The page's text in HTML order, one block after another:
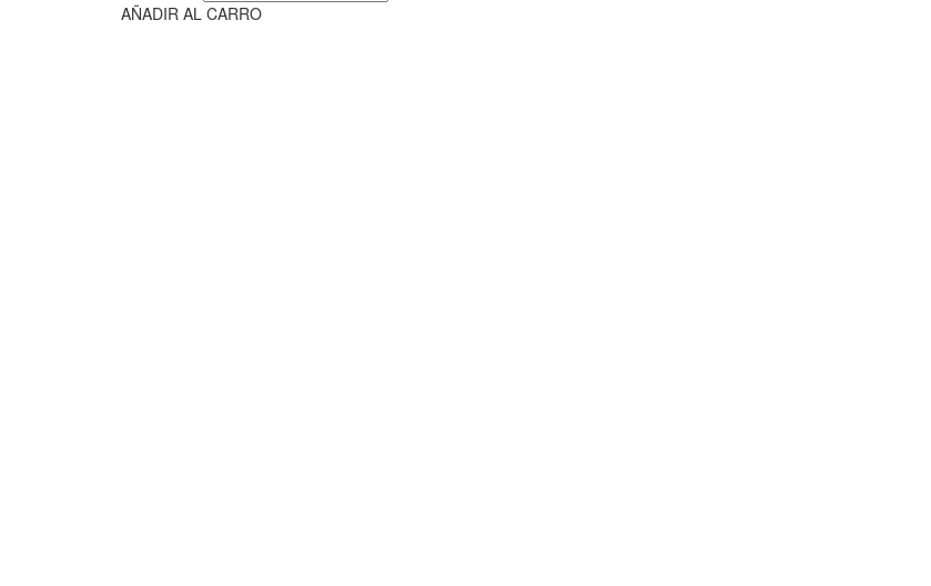
AÑADIR AL CARRO